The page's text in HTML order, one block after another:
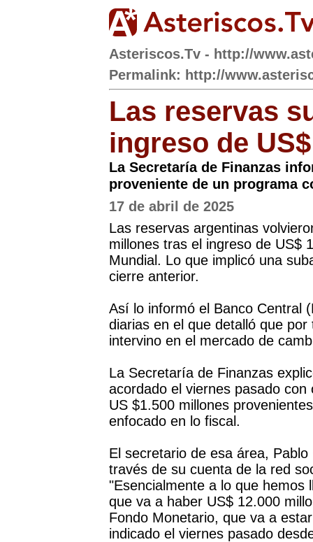
Asteriscos.Tv - http://
Permalink: http://
Las reservas
ingreso de
La Secretaría de Finanzas
proveniente de un programa
17 de abril de 2025
Las reservas argentinas
millones tras el ingreso de US$
Mundial. Lo que implicó una
cierre anterior.
Así lo informó el Banco Central
diarias en el que detalló que
intervino en el mercado de
La Secretaría de Finanzas
acordado el viernes pasado
US $1.500 millones
enfocado en lo fiscal.
El secretario de esa área,
través de su cuenta de la red
"Esencialmente a lo que hemos
que va a haber US$ 12.000
Fondo Monetario, que va a
indicado el viernes pasado